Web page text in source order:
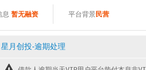
息 暂无融资 平台背景民营
星月创投-逾期处理